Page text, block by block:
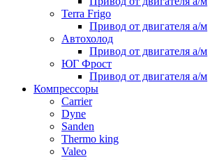
Terra Frigo
Привод от двигателя а/м
Автохолод
Привод от двигателя а/м
ЮГ Фрост
Привод от двигателя а/м
Компрессоры
Carrier
Dyne
Sanden
Thermo king
Valeo